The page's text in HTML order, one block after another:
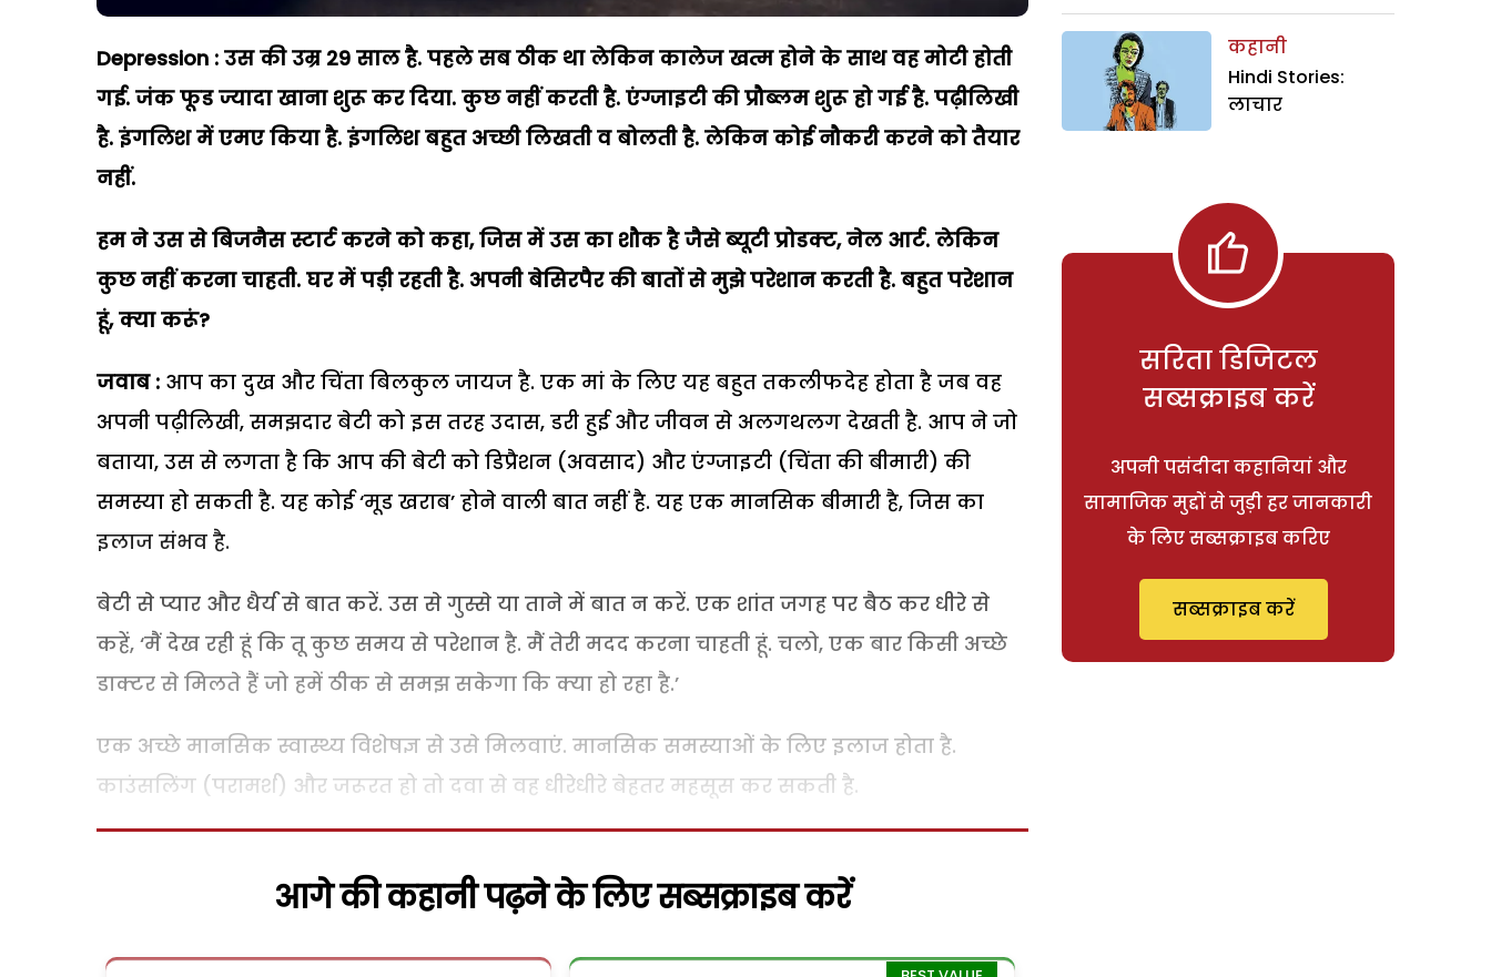
Depression : उस की उम्र 29 साल है. पहले सब ठीक था लेकिन कालेज खत्म होने के साथ वह मोटी होती
गई. जंक फूड ज्यादा खाना शुरू कर दिया. कुछ नहीं करती है. एंग्जाइटी की प्रौब्लम शुरू हो गई है. पढ़ीलिखी
है. इंगलिश में एमए किया है. इंगलिश बहुत अच्छी लिखती व बोलती है. लेकिन कोई नौकरी करने को तैयार
नहीं.
हम ने उस से बिजनैस स्टार्ट करने को कहा, जिस में उस का शौक है जैसे ब्यूटी प्रोडक्ट, नेल आर्ट. लेकिन
कुछ नहीं करना चाहती. घर में पड़ी रहती है. अपनी बेसिरपैर की बातों से मुझे परेशान करती है. बहुत परेशान
हूं, क्या करूं?
जवाब : आप का दुख और चिंता बिलकुल जायज है. एक मां के लिए यह बहुत तकलीफदेह होता है जब वह
अपनी पढ़ीलिखी, समझदार बेटी को इस तरह उदास, डरी हुई और जीवन से अलगथलग देखती है. आप ने जो
बताया, उस से लगता है कि आप की बेटी को डिप्रैशन (अवसाद) और एंग्जाइटी (चिंता की बीमारी) की
समस्या हो सकती है. यह कोई ‘मूड खराब’ होने वाली बात नहीं है. यह एक मानसिक बीमारी है, जिस का
इलाज संभव है.
बेटी से प्यार और धैर्य से बात करें. उस से गुस्से या ताने में बात न करें. एक शांत जगह पर बैठ कर धीरे से
कहें, ‘मैं देख रही हूं कि तू कुछ समय से परेशान है. मैं तेरी मदद करना चाहती हूं. चलो, एक बार किसी अच्छे
डाक्टर से मिलते हैं जो हमें ठीक से समझ सकेगा कि क्या हो रहा है.’
एक अच्छे मानसिक स्वास्थ्य विशेषज्ञ से उसे मिलवाएं. मानसिक समस्याओं के लिए इलाज होता है.
काउंसलिंग (परामर्श) और जरूरत हो तो दवा से वह धीरेधीरे बेहतर महसूस कर सकती है.
आगे की कहानी पढ़ने के लिए सब्सक्राइब करें
कहानी
Hindi Stories:
लाचार
सरिता डिजिटल
सब्सक्राइब करें
अपनी पसंदीदा कहानियां और
सामाजिक मुद्दों से जुड़ी हर जानकारी
के लिए सब्सक्राइब करिए
सब्सक्राइब करें